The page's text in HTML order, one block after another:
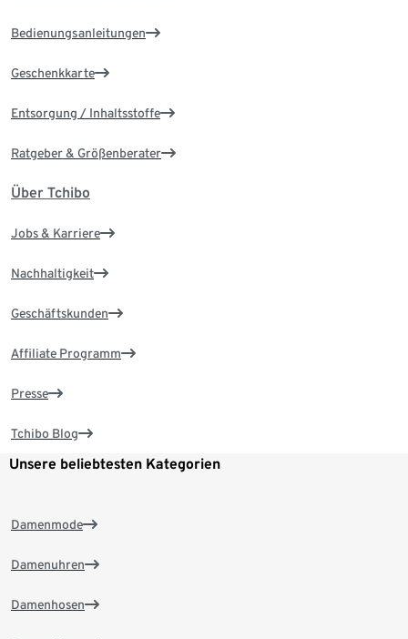
Bedienungsanleitungen
Geschenkkarte
Entsorgung / Inhaltsstoffe
Ratgeber & Größenberater
Über Tchibo
Jobs & Karriere
Nachhaltigkeit
Geschäftskunden
Affiliate Programm
Presse
Tchibo Blog
Unsere beliebtesten Kategorien
Damenmode
Damenuhren
Damenhosen